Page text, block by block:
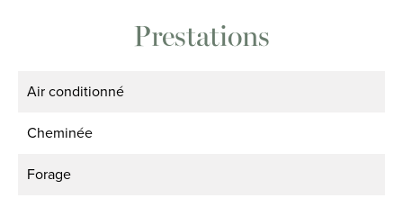
Prestations
Air conditionné
Cheminée
Forage